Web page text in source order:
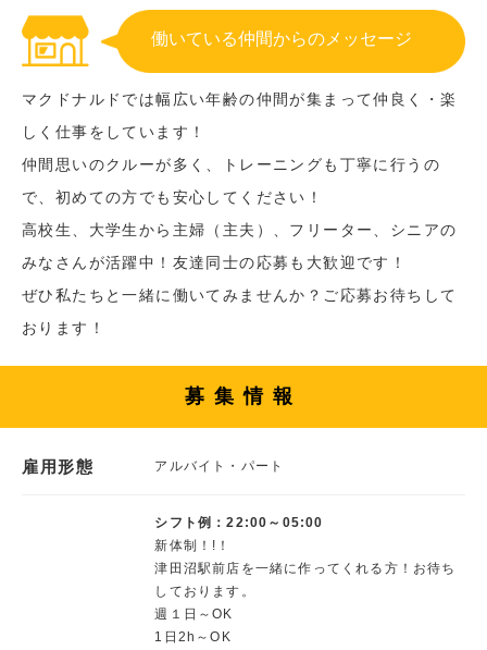
働いている仲間からのメッセージ
マクドナルドでは幅広い年齢の仲間が集まって仲良く・楽
しく仕事をしています！
仲間思いのクルーが多く、トレーニングも丁寧に行うの
で、初めての方でも安心してください！
高校生、大学生から主婦（主夫）、フリーター、シニアの
みなさんが活躍中！友達同士の応募も大歓迎です！
ぜひ私たちと一緒に働いてみませんか？ご応募お待ちして
おります！
募集情報
雇用形態 アルバイト・パート
シフト例：22:00～05:00
新体制！!！
津田沼駅前店を一緒に作ってくれる方！お待ち
しております。
週１日～OK
1日2h～OK